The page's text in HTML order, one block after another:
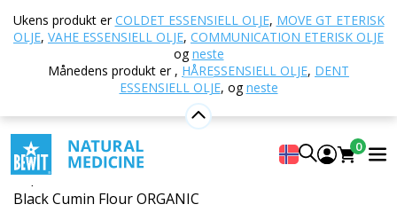
Ukens produkt erCOLDET ESSENSIELL OLJE, MOVE GT ETERISK
OLJE, VAHE ESSENSIELL OLJE, COMMUNICATION ETERISK OLJE
ogneste
Månedens produkt er , HÅRESSENSIELL OLJE, DENT
ESSENSIELL OLJE, ogneste
0
Hjem E-butikk
Matvarer
Næringsrike meltyper
Svartkumminmel
Svartkumminmel – glutenfri,
økologisk
Supermat
Black Cumin Flour ORGANIC